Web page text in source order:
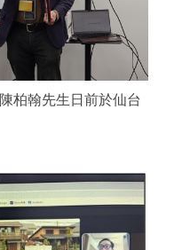
陳柏翰先生日前於仙台